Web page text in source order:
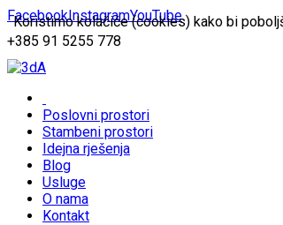
FacebookInstagramYouTube
+385 91 5255 778
Poslovni prostori
Stambeni prostori
Idejna rješenja
Blog
Usluge
O nama
Kontakt
Koristimo kolačiće (cookies) kako bi